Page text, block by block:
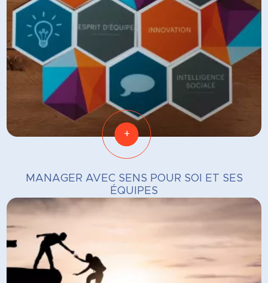
+
MANAGER AVEC SENS POUR SOI ET SES
ÉQUIPES